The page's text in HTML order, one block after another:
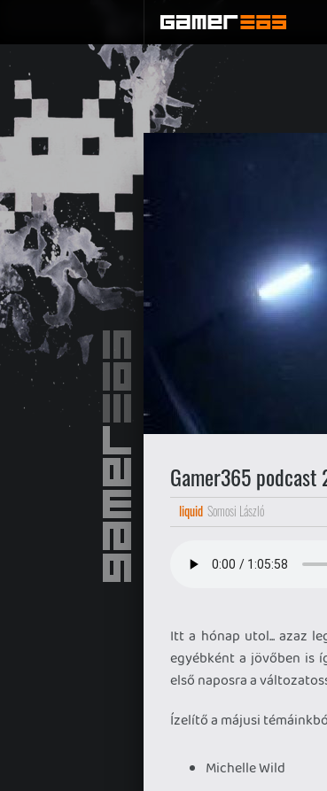
Gamer365 podcast
liquid Somosi László
Itt a hónap utol... azaz
egyébként a jövőben is
első naposra a
Ízelítő a májusi
Michelle Wild